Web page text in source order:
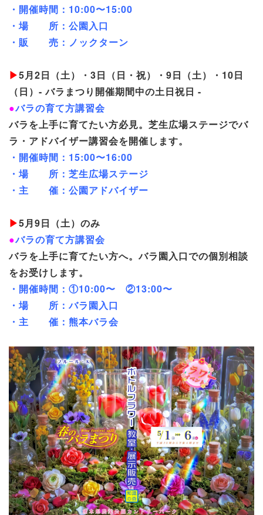
・開催時間：10:00〜15:00
・場 所：公園入口
・販 売：ノックターン
▶5月2日（土）・3日（日・祝）・9日（土）・10日
（日）- バラまつり開催期間中の土日祝日 -
●バラの育て方講習会
バラを上手に育てたい方必見。芝生広場ステージでバ
ラ・アドバイザー講習会を開催します。
・開催時間：15:00〜16:00
・場 所：芝生広場ステージ
・主 催：公園アドバイザー
▶5月9日（土）のみ
●バラの育て方講習会
バラを上手に育てたい方へ。バラ園入口での個別相談
をお受けします。
・開催時間：①10:00〜 ②13:00〜
・場 所：バラ園入口
・主 催：熊本バラ会